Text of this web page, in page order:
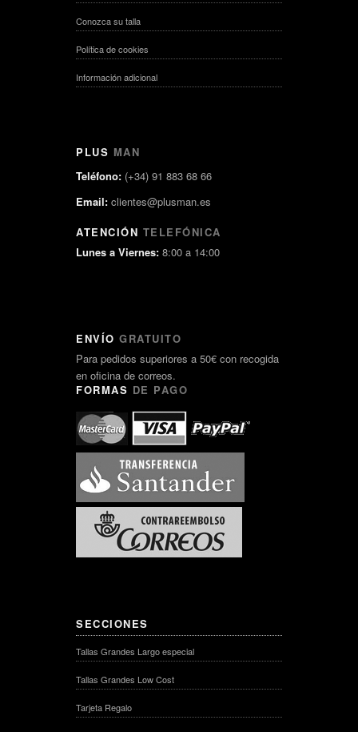
Conozca su talla
Política de cookies
Información adicional
PLUS MAN
Teléfono: (+34) 91 883 68 66
Email: clientes@plusman.es
ATENCIÓN TELEFÓNICA
Lunes a Viernes: 8:00 a 14:00
ENVÍO GRATUITO
Para pedidos superiores a 50€ con recogida
en oficina de correos.
FORMAS DE PAGO
SECCIONES
Tallas Grandes Largo especial
Tallas Grandes Low Cost
Tarjeta Regalo